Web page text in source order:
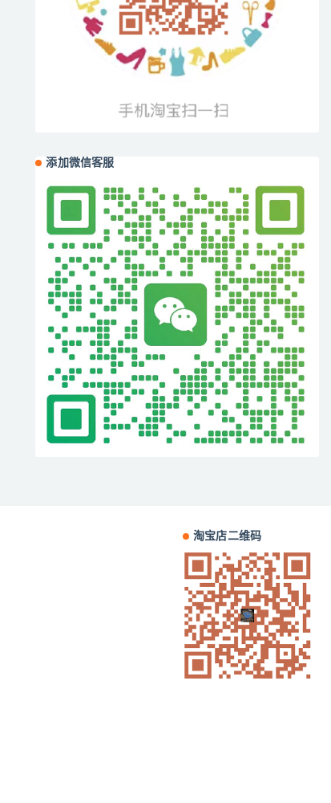
添加微信客服
淘宝店二维码